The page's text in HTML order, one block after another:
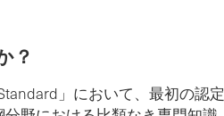
？
」において、最初の認定